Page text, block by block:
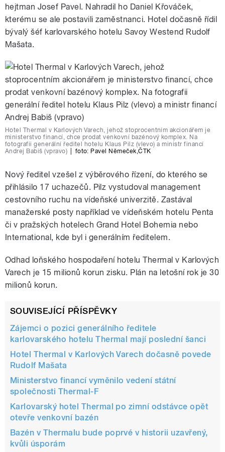
hejtman Josef Pavel. Nahradil ho Daniel Křováček,
kterému se ale postavili zaměstnanci. Hotel dočasně řídil
bývalý šéf karlovarského hotelu Savoy Westend Rudolf
Mašata.
Hotel Thermal v Karlových Varech, jehož stoprocentním akcionářem je
ministerstvo financí, chce prodat venkovní bazénový komplex. Na
fotografii generální ředitel hotelu Klaus Pilz (vlevo) a ministr financí
Andrej Babiš (vpravo)
foto: Pavel Němeček,ČTK
Nový ředitel vzešel z výběrového řízení, do kterého se
přihlásilo 17 uchazečů. Pilz vystudoval management
cestovního ruchu na vídeňské univerzitě. Zastával
manažerské posty například ve vídeňském hotelu Penta
či v pražských hotelech Grand Hotel Bohemia nebo
International, kde byl i generálním ředitelem.
Odhad loňského hospodaření hotelu Thermal v Karlových
Varech je 15 milionů korun zisku. Plán na letošní rok je 30
milionů korun.
SOUVISEJÍCÍ PŘÍSPĚVKY
Zájemci o pozici generálního ředitele
karlovarského hotelu Thermal mají poslední šanci
Hotel Thermal v Karlových Varech dočasně povede
Rudolf Mašata
Ministerstvo financí vyměnilo vedení státní
společnosti Thermal-F
Karlovarský hotel Thermal po zimní odstávce opět
otevře venkovní bazén
Bazén v Thermalu bude poprvé v historii uzavřený,
kvůli úsporám